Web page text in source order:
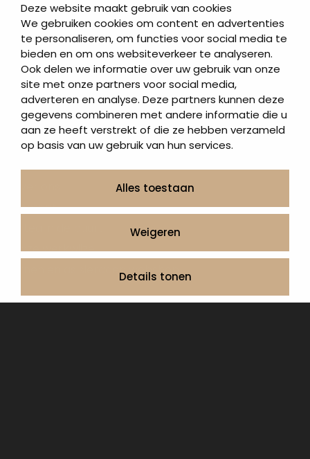
Deze website maakt gebruik van cookies
We gebruiken cookies om content en advertenties
te personaliseren, om functies voor social media te
bieden en om ons websiteverkeer te analyseren.
Ook delen we informatie over uw gebruik van onze
site met onze partners voor social media,
adverteren en analyse. Deze partners kunnen deze
gegevens combineren met andere informatie die u
aan ze heeft verstrekt of die ze hebben verzameld
op basis van uw gebruik van hun services.
Alles toestaan
Weigeren
Details tonen
Letterplaten
Grafzerken kopen
Direct naar
Grafstenen
As artikelen
Urngrafmonumenten
Informatie
Contact
Onze werkwijze
Urnen en as sieraden webshop
Volg ons op: